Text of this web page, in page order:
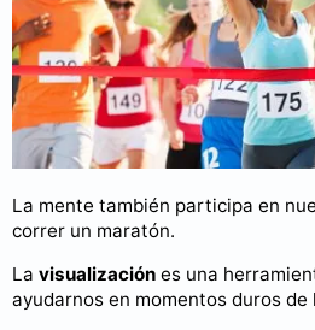
La mente también participa en
correr un maratón.
La visualización es una
ayudarnos en momentos duros de